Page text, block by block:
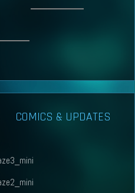
COMICS & UPDATES